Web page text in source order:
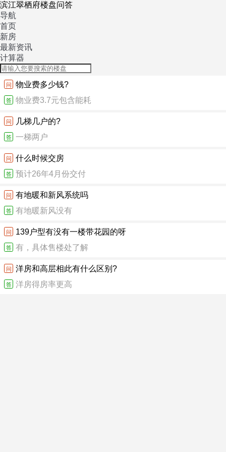
滨江翠栖府楼盘问答
导航
首页
新房
最新资讯
计算器
问 物业费多少钱?
答 物业费3.7元包含能耗
问 几梯几户的?
答 一梯两户
问 什么时候交房
答 预计26年4月份交付
问 有地暖和新风系统吗
答 有地暖新风没有
问 139户型有没有一楼带花园的呀
答 有，具体售楼处了解
问 洋房和高层相此有什么区别?
答 洋房得房率更高